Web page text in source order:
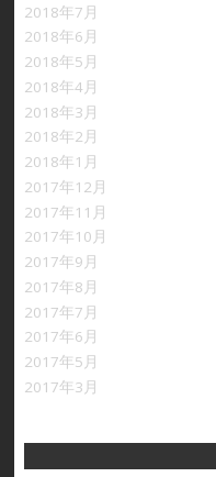
2018年7月
2018年6月
2018年5月
2018年4月
2018年3月
2018年2月
2018年1月
2017年12月
2017年11月
2017年10月
2017年9月
2017年8月
2017年7月
2017年6月
2017年5月
2017年3月